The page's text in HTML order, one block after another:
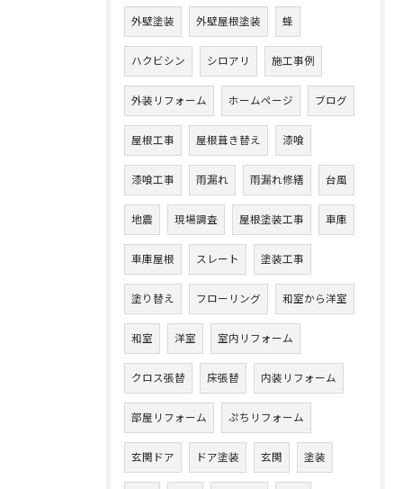
外壁塗装 外壁屋根塗装 蜂
ハクビシン シロアリ 施工事例
外装リフォーム ホームページ ブログ
屋根工事 屋根葺き替え 漆喰
漆喰工事 雨漏れ 雨漏れ修繕 台風
地震 現場調査 屋根塗装工事 車庫
車庫屋根 スレート 塗装工事
塗り替え フローリング 和室から洋室
和室 洋室 室内リフォーム
クロス張替 床張替 内装リフォーム
部屋リフォーム ぷちリフォーム
玄関ドア ドア塗装 玄関 塗装